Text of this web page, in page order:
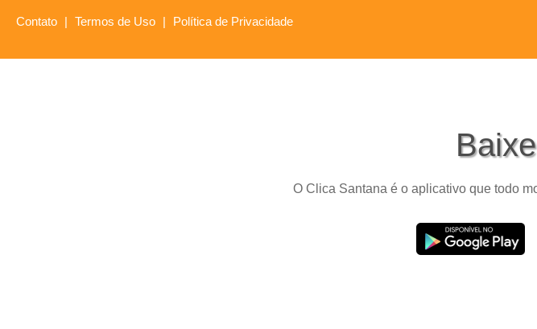
Contato | Termos de Uso | Política de Privacidade
O Clica Santana é o aplicativo que todo